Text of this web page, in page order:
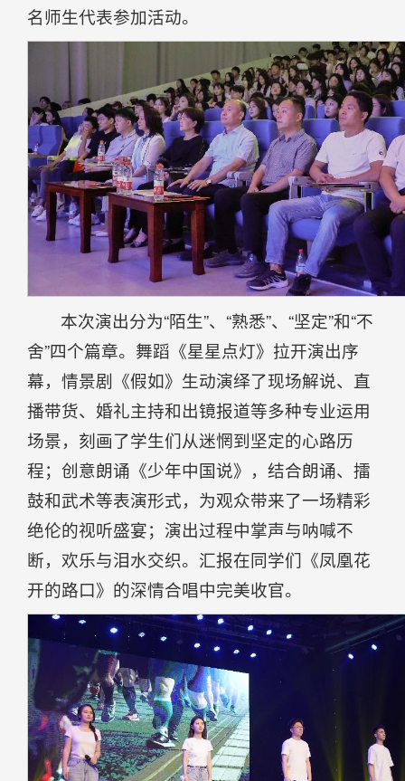
名师生代表参加活动。
本次演出分为“陌生”、“熟悉”、“坚定”和“不
舍”四个篇章。舞蹈《星星点灯》拉开演出序
幕，情景剧《假如》生动演绎了现场解说、直
播带货、婚礼主持和出镜报道等多种专业运用
场景，刻画了学生们从迷惘到坚定的心路历
程；创意朗诵《少年中国说》，结合朗诵、擂
鼓和武术等表演形式，为观众带来了一场精彩
绝伦的视听盛宴；演出过程中掌声与呐喊不
断，欢乐与泪水交织。汇报在同学们《凤凰花
开的路口》的深情合唱中完美收官。